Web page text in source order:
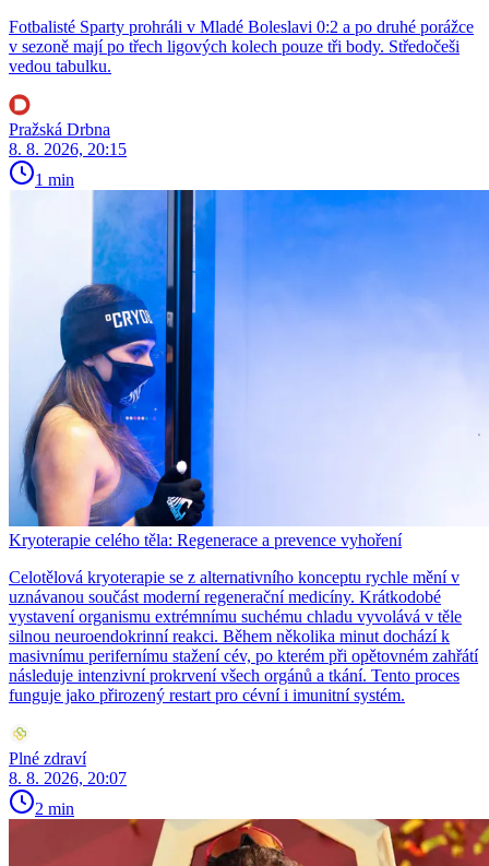
Fotbalisté Sparty prohráli v Mladé Boleslavi 0:2 a po druhé porážce
v sezoně mají po třech ligových kolech pouze tři body. Středočeši
vedou tabulku.
Pražská Drbna
8. 8. 2026, 20:15
1 min
Kryoterapie celého těla: Regenerace a prevence vyhoření
Celotělová kryoterapie se z alternativního konceptu rychle mění v
uznávanou součást moderní regenerační medicíny. Krátkodobé
vystavení organismu extrémnímu suchému chladu vyvolává v těle
silnou neuroendokrinní reakci. Během několika minut dochází k
masivnímu perifernímu stažení cév, po kterém při opětovném zahřátí
následuje intenzivní prokrvení všech orgánů a tkání. Tento proces
funguje jako přirozený restart pro cévní i imunitní systém.
Plné zdraví
8. 8. 2026, 20:07
2 min